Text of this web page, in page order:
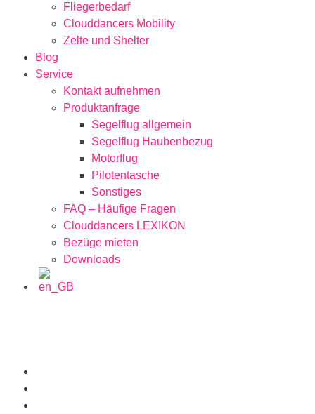
Fliegerbedarf
Clouddancers Mobility
Zelte und Shelter
Blog
Service
Kontakt aufnehmen
Produktanfrage
Segelflug allgemein
Segelflug Haubenbezug
Motorflug
Pilotentasche
Sonstiges
FAQ – Häufige Fragen
Clouddancers LEXIKON
Bezüge mieten
Downloads